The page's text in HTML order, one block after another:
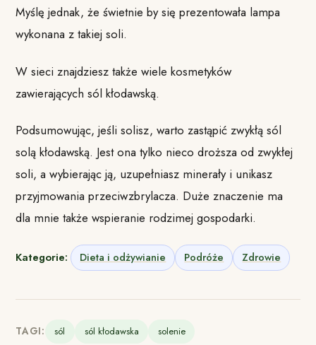
Myślę jednak, że świetnie by się prezentowała lampa
wykonana z takiej soli.
W sieci znajdziesz także wiele kosmetyków
zawierających sól kłodawską.
Podsumowując, jeśli solisz, warto zastąpić zwykłą sól
solą kłodawską. Jest ona tylko nieco droższa od zwykłej
soli, a wybierając ją, uzupełniasz minerały i unikasz
przyjmowania przeciwzbrylacza. Duże znaczenie ma
dla mnie także wspieranie rodzimej gospodarki.
Kategorie: Dieta i odżywianie Podróże Zdrowie
TAGI: sól sól kłodawska solenie